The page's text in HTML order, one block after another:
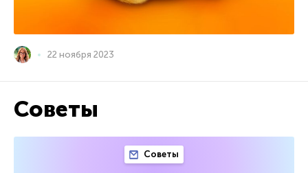
22 ноября 2023
Советы
Советы